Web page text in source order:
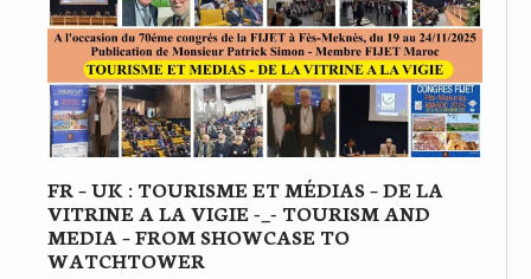
FR – UK : TOURISME ET MÉDIAS – DE LA
VITRINE A LA VIGIE -_- TOURISM AND
MEDIA – FROM SHOWCASE TO
WATCHTOWER